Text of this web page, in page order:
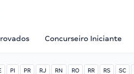
Concurseiro Iniciante
PI PR RJ RN RO RR RS SC